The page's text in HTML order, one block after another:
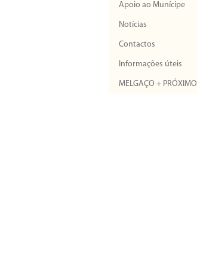
Apoio ao Munícipe
Notícias
Contactos
Informações úteis
MELGAÇO + PRÓXIMO